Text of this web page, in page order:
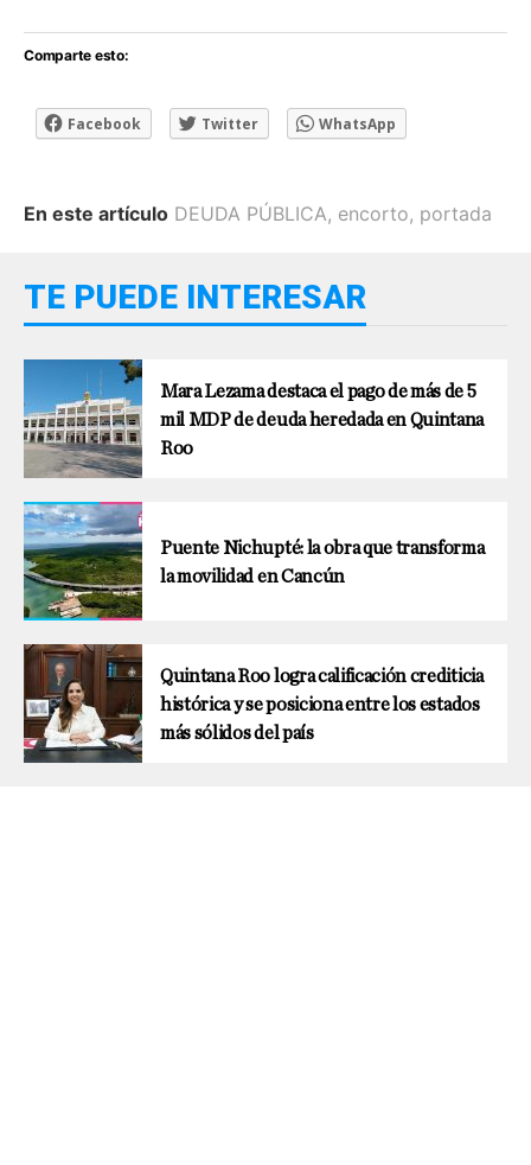
Comparte esto:
Facebook Twitter WhatsApp
En este artículo DEUDA PÚBLICA, encorto, portada
TE PUEDE INTERESAR
Mara Lezama destaca el pago de más de 5
mil MDP de deuda heredada en Quintana
Roo
Puente Nichupté: la obra que transforma
la movilidad en Cancún
Quintana Roo logra calificación crediticia
histórica y se posiciona entre los estados
más sólidos del país